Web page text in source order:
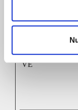
INFO1_LI
VE
er.de